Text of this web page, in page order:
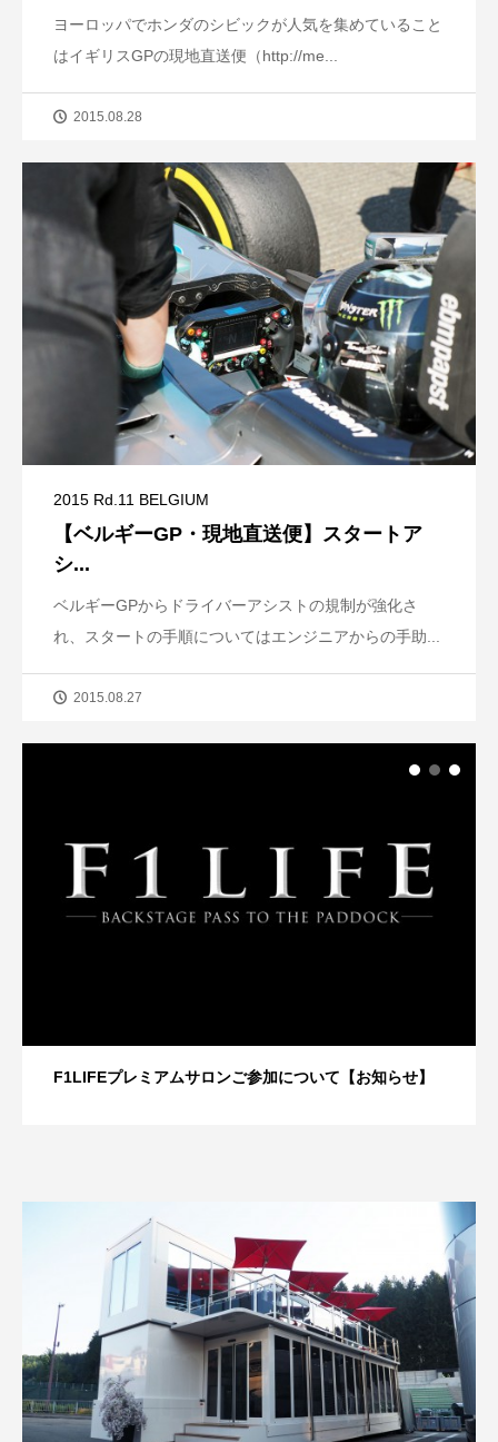
ヨーロッパでホンダのシビックが人気を集めていること
はイギリスGPの現地直送便（http://me...
2015.08.28
2015 Rd.11 BELGIUM
【ベルギーGP・現地直送便】スタートア
シ...
ベルギーGPからドライバーアシストの規制が強化さ
れ、スタートの手順についてはエンジニアからの手助...
2015.08.27
F1LIFEプレミアムサロンご参加について【お知らせ】